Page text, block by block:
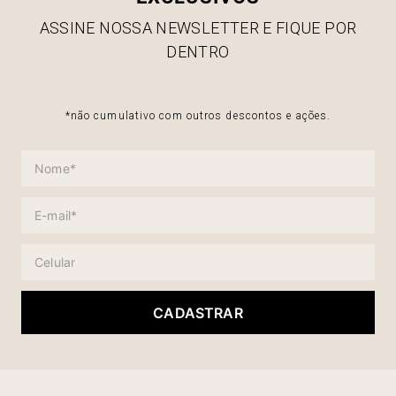
ASSINE NOSSA NEWSLETTER E FIQUE POR
DENTRO
*não cumulativo com outros descontos e ações.
CADASTRAR